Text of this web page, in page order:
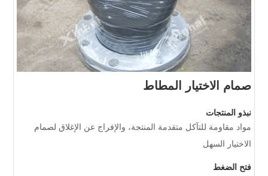
صمام الاختيار المطاط
نبذو المنتجات
مواد مقاومة للتآكل متقدمة المنتجة، والإفراج عن الإغلاق لصمام
الاختيار السهل
فتح الضغط